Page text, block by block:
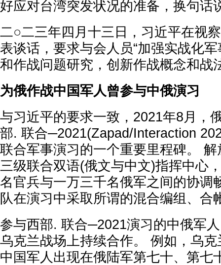
好应对台湾突发状况的准备，换句话
二○二三年四月十三日，习近平在视
表谈话，要求与会人员“加强实战化
和作战问题研究，创新作战概念和战
为俄作战中国军人曾参与中俄演习
与习近平的要求一致，2021年8月，
部. 联合─2021(Zapad/Interaction
联合军事演习的一个重要里程碑。
三级联合双语(俄文与中文)指挥中心
名官兵与一万三千名俄军之间的协调
队在演习中采取所谓的混合编组、合
参与西部. 联合─2021演习的中俄军
乌克兰战场上持续合作。 例如，乌
中国军人出现在俄陆军第七十、第七